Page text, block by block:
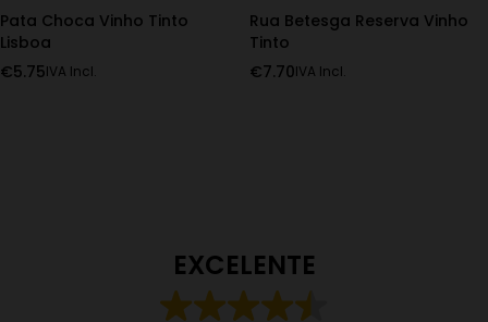
Pata Choca Vinho Tinto
Lisboa
€5.75IVA Incl.
Rua Betesga Reserva Vinho
Tinto
€7.70IVA Incl.
EXCELENTE